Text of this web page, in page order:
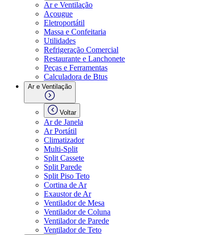
Ar e Ventilação
Açougue
Eletroportátil
Massa e Confeitaria
Utilidades
Refrigeração Comercial
Restaurante e Lanchonete
Peças e Ferramentas
Calculadora de Btus
Ar e Ventilação
Voltar
Ar de Janela
Ar Portátil
Climatizador
Multi-Split
Split Cassete
Split Parede
Split Piso Teto
Cortina de Ar
Exaustor de Ar
Ventilador de Mesa
Ventilador de Coluna
Ventilador de Parede
Ventilador de Teto